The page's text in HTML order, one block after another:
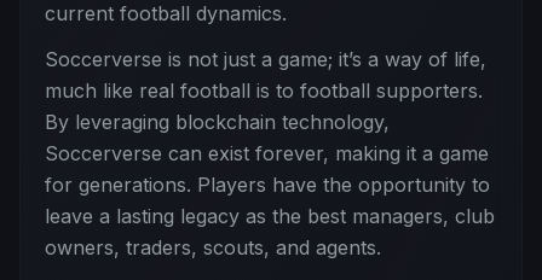
current football dynamics.
Soccerverse is not just a game; it’s a way of life,
much like real football is to football supporters.
By leveraging blockchain technology,
Soccerverse can exist forever, making it a game
for generations. Players have the opportunity to
leave a lasting legacy as the best managers, club
owners, traders, scouts, and agents.